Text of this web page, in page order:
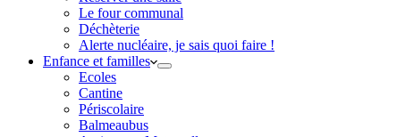
Le four communal
Déchèterie
Alerte nucléaire, je sais quoi faire !
Enfance et familles
Ecoles
Cantine
Périscolaire
Balmeaubus